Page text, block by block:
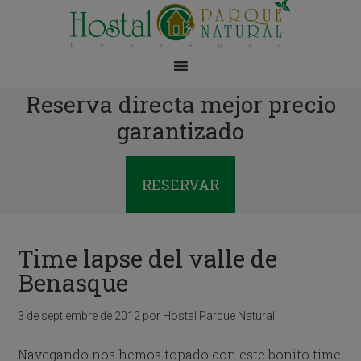
Reserva directa mejor precio
garantizado
RESERVAR
Time lapse del valle de
Benasque
3 de septiembre de 2012 por Hostal Parque Natural
Navegando nos hemos topado con este bonito time